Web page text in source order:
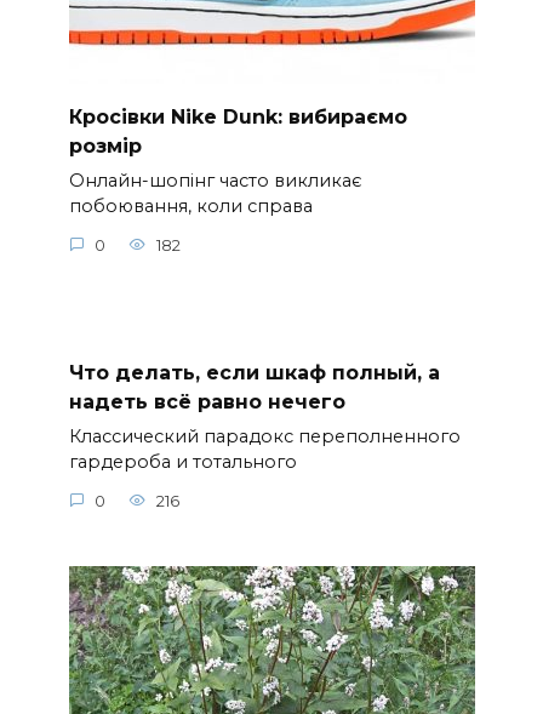
Кросівки Nike Dunk: вибираємо
розмір
Онлайн-шопінг часто викликає
побоювання, коли справа
0 182
Что делать, если шкаф полный, а
надеть всё равно нечего
Классический парадокс переполненного
гардероба и тотального
0 216